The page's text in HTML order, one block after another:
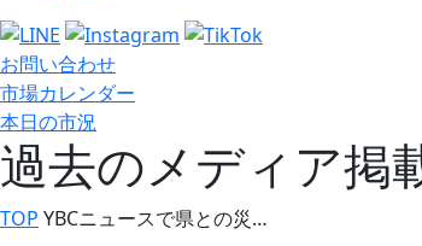
お問い合わせ
市場カレンダー
本日の市況
過去のメディア掲
TOP YBCニュースで県との災…